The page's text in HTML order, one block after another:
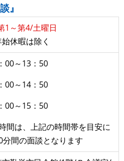
』
1～第4/土曜日
休暇は除く
00～13：50
00～14：50
00～15：50
間は、上記の時間帯を目安に
分間の面談となります